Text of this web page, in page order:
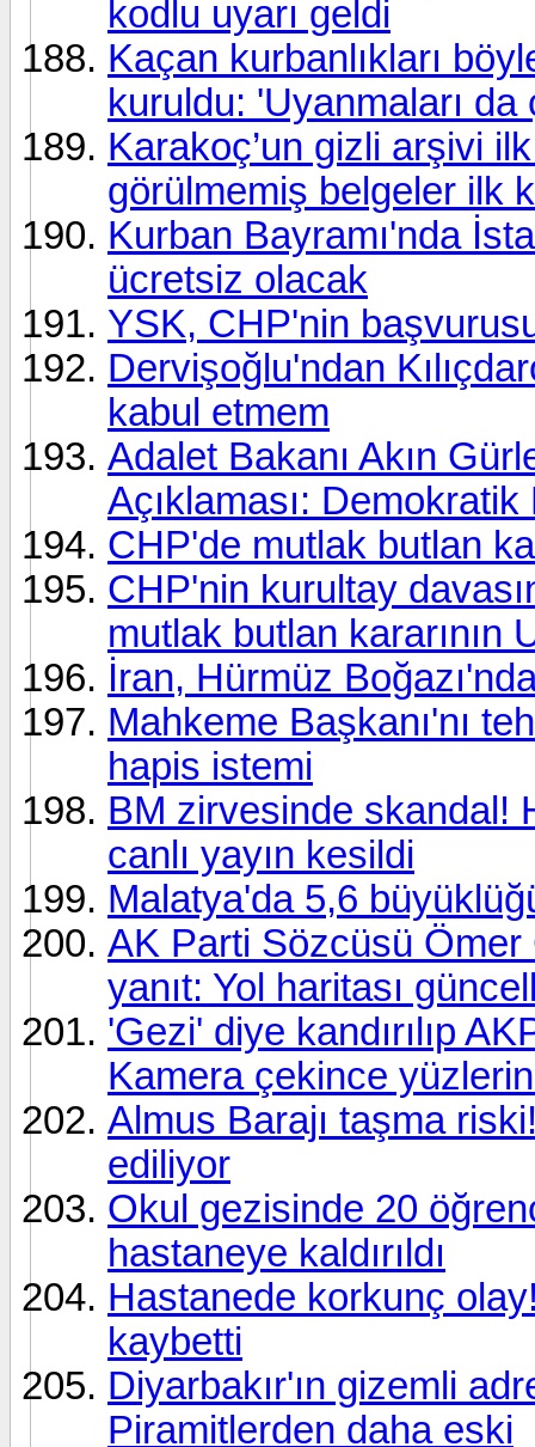
kodlu uyarı geldi
Kaçan kurbanlıkları
kuruldu: 'Uyanmaları
Karakoç’un gizli arşivi
görülmemiş belgeler ilk
Kurban Bayramı'nda
ücretsiz olacak
YSK, CHP'nin
Dervişoğlu'ndan
kabul etmem
Adalet Bakanı Akın
Açıklaması: Demokratik
CHP'de mutlak butlan
CHP'nin kurultay
mutlak butlan kararının
İran, Hürmüz
Mahkeme Başkanı'nı
hapis istemi
BM zirvesinde skandal!
canlı yayın kesildi
Malatya'da 5,6
AK Parti Sözcüsü
yanıt: Yol haritası
'Gezi' diye kandırılıp
Kamera çekince
Almus Barajı taşma
ediliyor
Okul gezisinde 20
hastaneye kaldırıldı
Hastanede korkunç
kaybetti
Diyarbakır'ın gizemli
Piramitlerden daha eski